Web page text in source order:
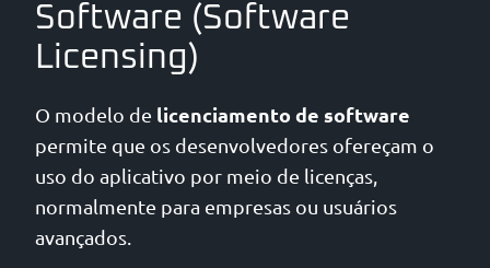
Software (Software
Licensing)
O modelo de licenciamento de software
permite que os desenvolvedores ofereçam o
uso do aplicativo por meio de licenças,
normalmente para empresas ou usuários
avançados.